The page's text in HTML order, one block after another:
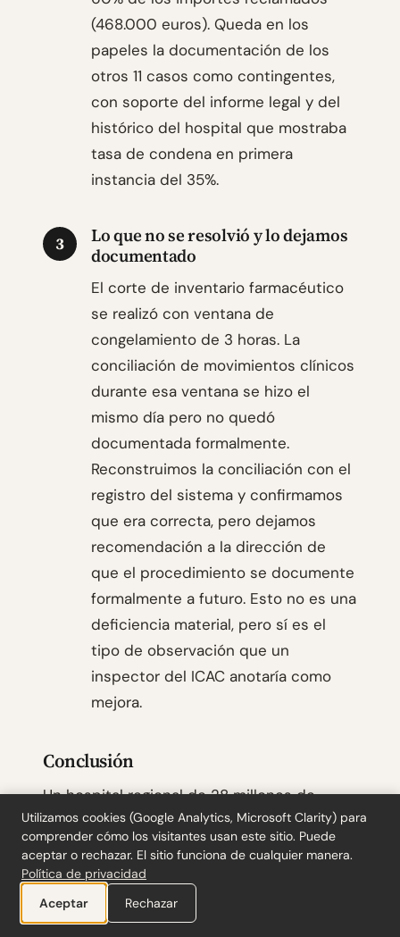
(468.000 euros). Queda en los
papeles la documentación de los
otros 11 casos como contingentes,
con soporte del informe legal y del
histórico del hospital que mostraba
tasa de condena en primera
instancia del 35%.
3
Lo que no se resolvió y lo dejamos
documentado
El corte de inventario farmacéutico
se realizó con ventana de
congelamiento de 3 horas. La
conciliación de movimientos clínicos
durante esa ventana se hizo el
mismo día pero no quedó
documentada formalmente.
Reconstruimos la conciliación con el
registro del sistema y confirmamos
que era correcta, pero dejamos
recomendación a la dirección de
que el procedimiento se documente
formalmente a futuro. Esto no es una
deficiencia material, pero sí es el
tipo de observación que un
inspector del ICAC anotaría como
mejora.
Conclusión
Un hospital regional de 28 millones de
ingresos con esta estructura genera al
menos tres o cuatro ajustes razonables por
ejercicio que no son errores sino
aplicaciones más estrictas de los
estándares. El papel de trabajo no debe
Utilizamos cookies (Google Analytics, Microsoft Clarity) para
comprender cómo los visitantes usan este sitio. Puede
aceptar o rechazar. El sitio funciona de cualquier manera.
Política de privacidad
Aceptar
Rechazar